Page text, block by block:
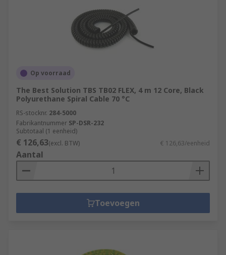
Op voorraad
The Best Solution TBS TB02 FLEX, 4 m 12 Core, Black
Polyurethane Spiral Cable 70 °C
RS-stocknr. 284-5000
Fabrikantnummer SP-DSR-232
Subtotaal (1 eenheid)
€ 126,63(excl. BTW) € 126,63/eenheid
Aantal
Toevoegen